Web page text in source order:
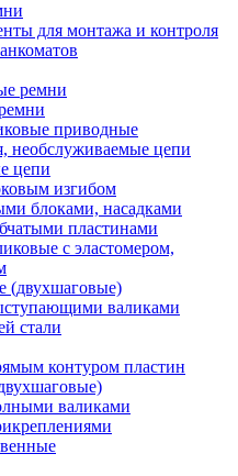
для монтажа и контроля
ремни
приводные
необслуживаемые цепи
цепи
изгибом
блоками, насадками
пластинами
с эластомером,
(двухшаговые)
валиками
стали
контуром пластин
валиками